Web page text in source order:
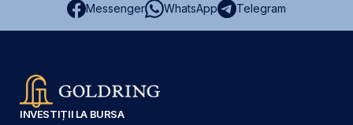
Messenger WhatsApp Telegram
INVESTIȚII LA BURSA